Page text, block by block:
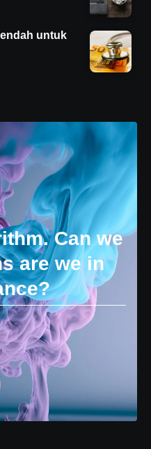
untuk
Can we
are we in